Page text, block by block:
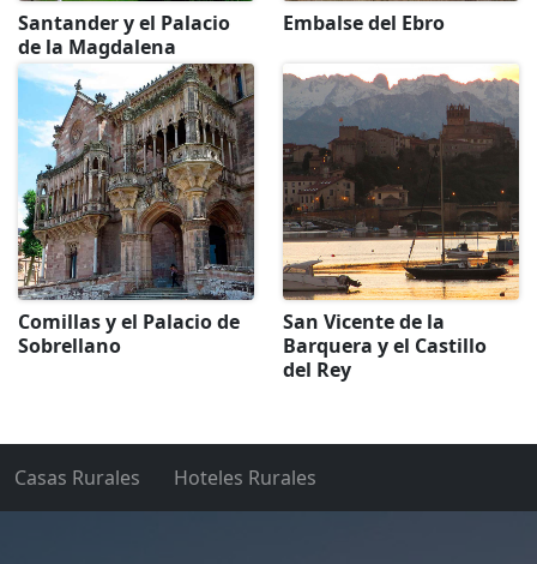
Santander y el Palacio
de la Magdalena
Embalse del Ebro
Comillas y el Palacio de
Sobrellano
San Vicente de la
Barquera y el Castillo
del Rey
Casas Rurales Hoteles Rurales